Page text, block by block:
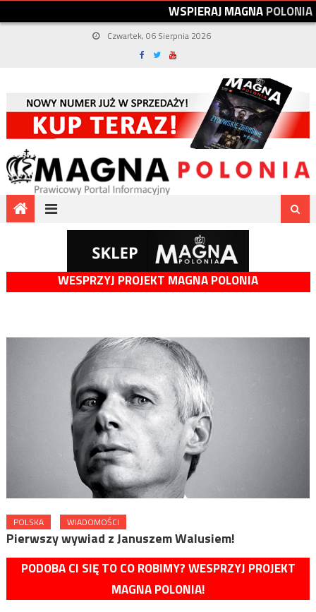
WSPIERAJMAGNAPOLONIA
Czwartek, 06 Sierpnia 2026
WESPRZYJ PROJEKT MAGNA POLONIA
POLSKA WIADOMOŚCI
Pierwszy wywiad z Januszem Walusiem!
PODOBA CI SIĘ TO CO ROBIMY? WESPRZYJ PROJEKT
MAGNA POLONIA!